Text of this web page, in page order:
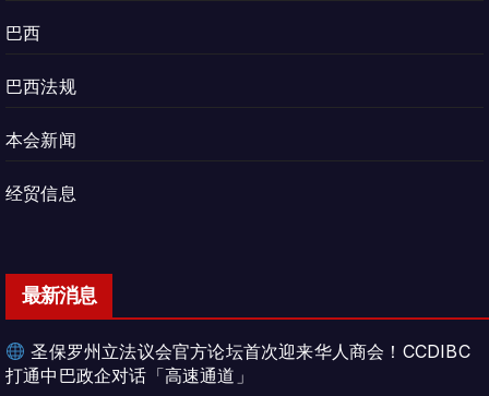
巴西
巴西法规
本会新闻
经贸信息
最新消息
圣保罗州立法议会官方论坛首次迎来华人商会！CCDIBC
打通中巴政企对话「高速通道」